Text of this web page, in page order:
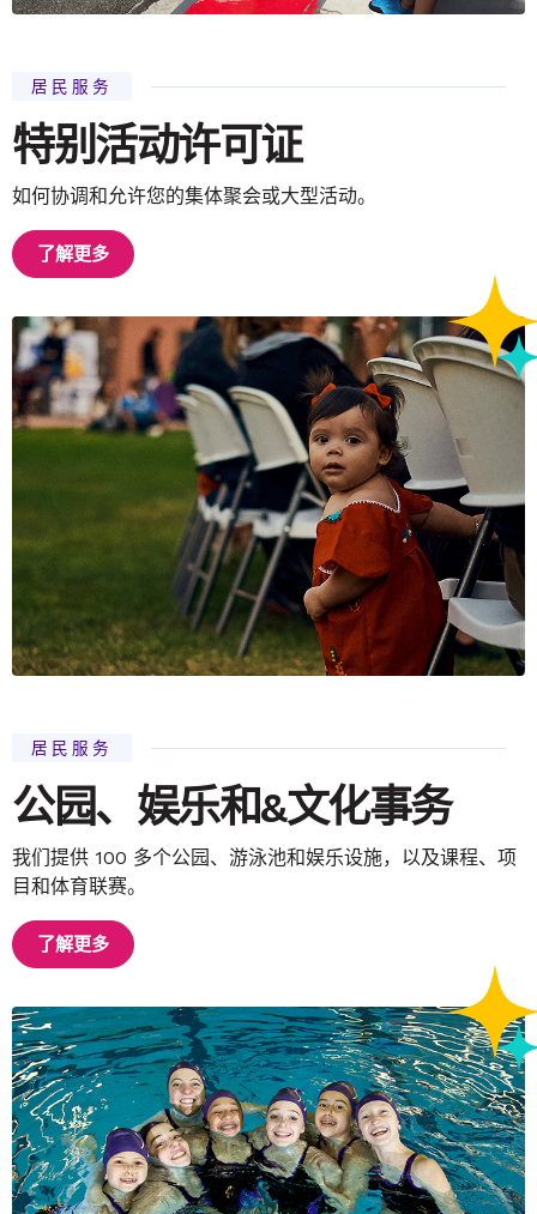
居民服务
特别活动许可证
如何协调和允许您的集体聚会或大型活动。
了解更多
居民服务
公园、娱乐和&文化事务
我们提供 100 多个公园、游泳池和娱乐设施，以及课程、项
目和体育联赛。
了解更多